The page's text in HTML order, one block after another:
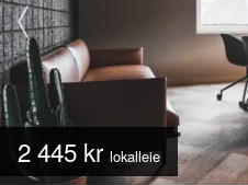
2 445 kr lokalleie